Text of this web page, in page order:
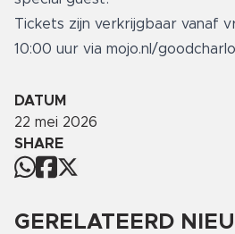
Tickets zijn verkrijgbaar vanaf
10:00 uur via mojo.nl/
DATUM
22 mei 2026
SHARE
GERELATEERD